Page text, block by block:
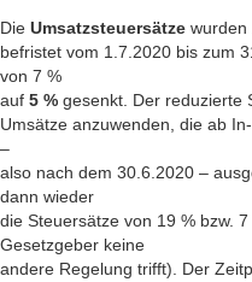
Die Umsatzsteuersätze wurden
befristet vom 1.7.2020 bis zum
von 7 %
auf 5 % gesenkt. Der reduzierte
Umsätze anzuwenden, die ab
–
also nach dem 30.6.2020 –
dann wieder
die Steuersätze von 19 % bzw.
Gesetzgeber keine
andere Regelung trifft). Der